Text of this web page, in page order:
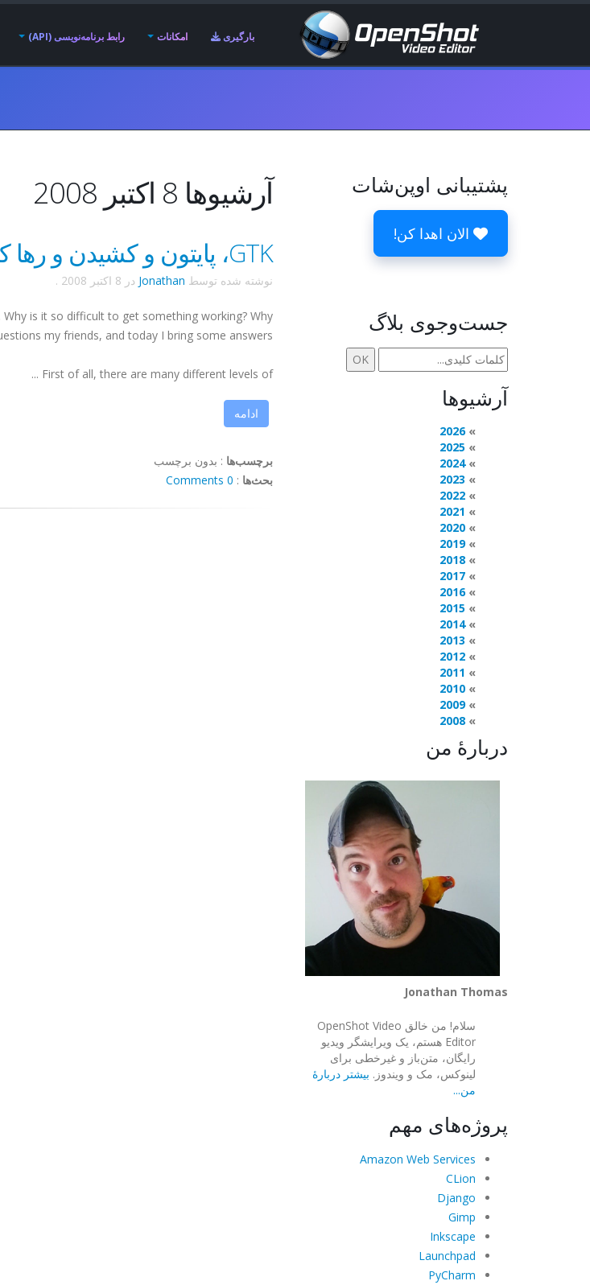
بارگیری امکانات رابط برنامه‌نویسی (API)
آرشیوها 8 اکتبر 2008
GTK، پایتون و کشیدن و رها کردن - بازنگری!
نوشته شده توسط Jonathan در 8 اکتبر 2008 .
. Why is it so difficult to get something working? Why
my friends, and today I bring some answers.
First of all, there are many different levels of ...
ادامه
برچسب‌ها : بدون برچسب
بحث‌ها :
0 Comments
پشتیبانی اوپن‌شات
الان اهدا کن!
جست‌وجوی بلاگ
آرشیوها
2026
2025
2024
2023
2022
2021
2020
2019
2018
2017
2016
2015
2014
2013
2012
2011
2010
2009
2008
دربارهٔ من
Jonathan Thomas
سلام! من خالق OpenShot Video
Editor هستم، یک ویرایشگر ویدیو
رایگان، متن‌باز و غیرخطی برای
لینوکس، مک و ویندوز. بیشتر دربارهٔ
من...
پروژه‌های مهم
Amazon Web Services
CLion
Django
Gimp
Inkscape
Launchpad
PyCharm